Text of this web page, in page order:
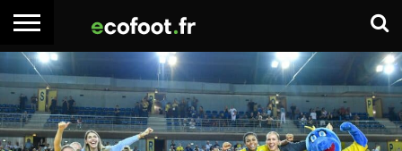
ACCUEIL
ARTICLES
PREMIUM
ADHÉSION
PREMIUM
SE
CONNECTER
EMPLOI
BOITE
À
OUTILS